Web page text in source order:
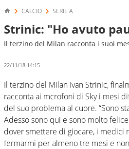
CALCIO SERIE A
Strinic: "Ho avuto
Il terzino del Milan racconta i suoi
22/11/18 14:15
Il terzino del Milan Ivan Strinic,
racconta ai mcrofoni di Sky i mesi
del suo problema al cuore. “Sono
Adesso sono qui e sono molto
dover smettere di giocare, i medici
fermarmi per almeno tre mesi e